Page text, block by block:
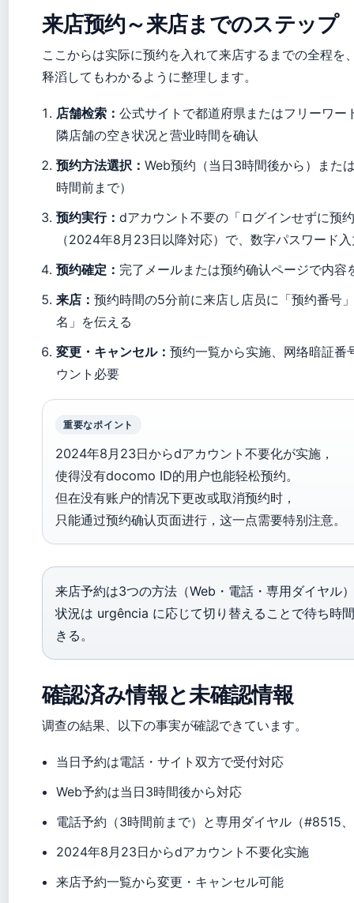
来店预约～来店までのステップ
ここからは实际に预约を入れて来店するまでの全程を
释滔してもわかるように整理します。
店舗检索：公式サイトで都道府県またはフリーワー
隣店舗の空き状况と营业時間を确认
预约方法選択：Web预约（当日3時間後から）また
時間前まで）
预约実行：dアカウント不要の「ログインせずに预
（2024年8月23日以降対応）で、数字パスワード
预约確定： 完了メールまたは预约确认ページで内容
来店：预约時間の5分前に来店し店员に「预约番号
名」を伝える
変更・キャンセル：预约一覧から实施、网络暗証番
ウント必要
重要なポイント
2024年8月23日からdアカウント不要化が实施，
使得没有docomo ID的用户也能轻松预约。
但在没有账户的情况下更改或取消预约时，
只能通过预约确认页面进行，这一点需要特别注意。
来店予約は3つの方法（Web・電話・専用ダイヤル
状況は urgência に応じて切り替えることで待ち時
きる。
確認済み情報と未確認情報
调查の結果、以下の事実が確認できています。
当日予約は電話・サイト双方で受付対応
Web予約は当日3時間後から対応
電話予約（3時間前まで）と専用ダイヤル（#8515
2024年8月23日からdアカウント不要化实施
来店予約一覧から変更・キャンセル可能